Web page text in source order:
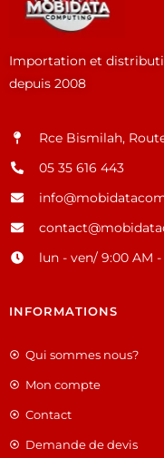
Importation et
depuis 2008
Rce Bismilah,
05 35 616 443
lun - ven/ 9:00 AM -
INFORMATIONS
Qui sommes nous?
Mon compte
Contact
Demande de devis